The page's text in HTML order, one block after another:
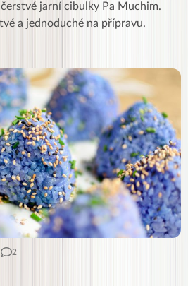
jarní cibulky Pa Muchim.
a jednoduché na přípravu.
2